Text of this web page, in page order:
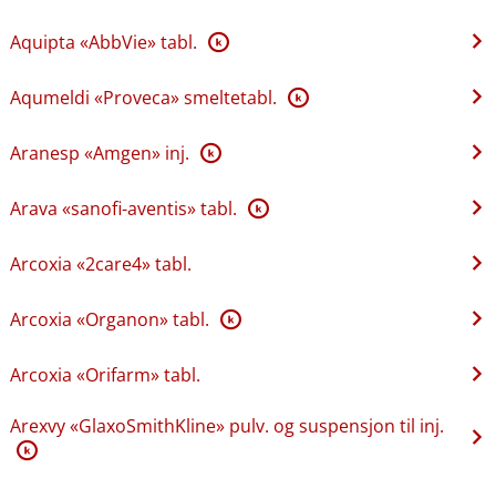
Aquipta «AbbVie» tabl. K
Aqumeldi «Proveca» smeltetabl. K
Aranesp «Amgen» inj. K
Arava «sanofi-aventis» tabl. K
Arcoxia «2care4» tabl.
Arcoxia «Organon» tabl. K
Arcoxia «Orifarm» tabl.
Arexvy «GlaxoSmithKline» pulv. og suspensjon til inj.
K